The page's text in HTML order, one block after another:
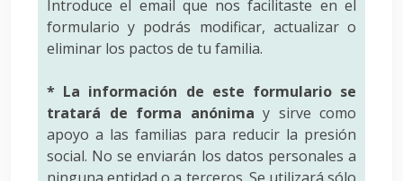
Introduce el email que nos facilitaste en el
formulario y podrás modificar, actualizar o
eliminar los pactos de tu familia.
* La información de este formulario se
tratará de forma anónima y sirve como
apoyo a las familias para reducir la presión
social. No se enviarán los datos personales a